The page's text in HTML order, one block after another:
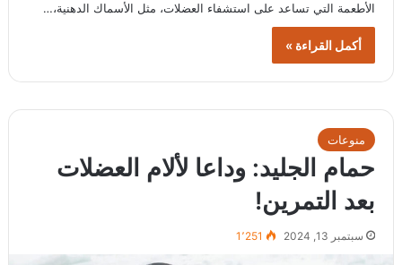
الأطعمة التي تساعد على استشفاء العضلات، مثل الأسماك الدهنية،…
أكمل القراءة »
منوعات
حمام الجليد: وداعا لألام العضلات
بعد التمرين!
سبتمبر 13, 2024 1٬251